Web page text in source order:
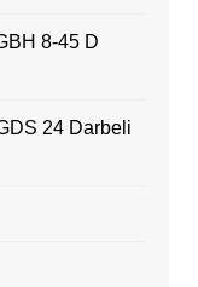
8-45 D
24 Darbeli